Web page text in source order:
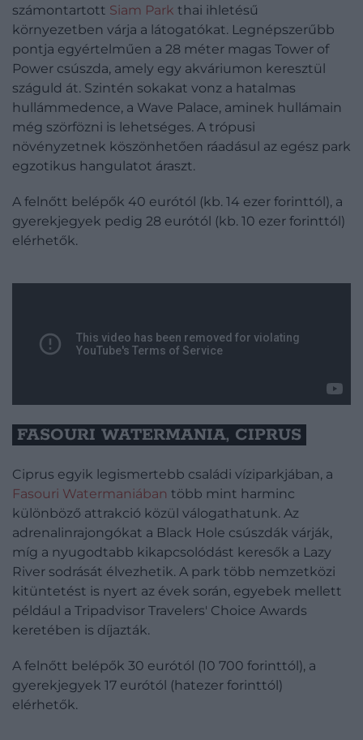
számontartott Siam Park thai ihletésű
környezetben várja a látogatókat. Legnépszerűbb
pontja egyértelműen a 28 méter magas Tower of
Power csúszda, amely egy akváriumon keresztül
száguld át. Szintén sokakat vonz a hatalmas
hullámmedence, a Wave Palace, aminek hullámain
még szörfözni is lehetséges. A trópusi
növényzetnek köszönhetően ráadásul az egész park
egzotikus hangulatot áraszt.
A felnőtt belépők 40 eurótól (kb. 14 ezer forinttól), a
gyerekjegyek pedig 28 eurótól (kb. 10 ezer forinttól)
elérhetők.
FASOURI WATERMANIA, CIPRUS
Ciprus egyik legismertebb családi víziparkjában, a
Fasouri Watermaniában több mint harminc
különböző attrakció közül válogathatunk. Az
adrenalinrajongókat a Black Hole csúszdák várják,
míg a nyugodtabb kikapcsolódást keresők a Lazy
River sodrását élvezhetik. A park több nemzetközi
kitüntetést is nyert az évek során, egyebek mellett
például a Tripadvisor Travelers' Choice Awards
keretében is díjazták.
A felnőtt belépők 30 eurótól (10 700 forinttól), a
gyerekjegyek 17 eurótól (hatezer forinttól)
elérhetők.